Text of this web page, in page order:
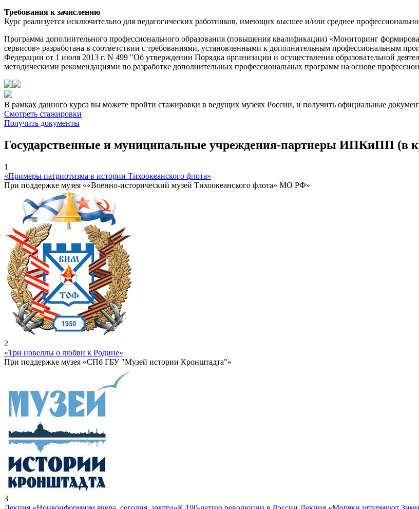
Требования к зачислению
Курс реализуется исключительно для педагогических работников, имеющих высшее и/или среднее
Программа дополнительного профессионального образования (повышения квалификации) «Мониторинг
сервисов» разработана в соответствии с требованиями, установленными к дополнительным профессиональным
Федерации от 1 июля 2013 г. N 499 "Об утверждении Порядка организации и осуществления образовательной
методическими рекомендациями по разработке дополнительных профессиональных программ на основе
В рамках данного курса вы можете пройти стажировки в ведущих музеях России, и получить официальные
Смотреть стажировки
Получить документы
Государственные и муниципальные учреждения-партнеры ИПКиПП (в
1
«Примеры патриотизма в истории Тихоокеанского флота»
При поддержке музея ««Военно-исторический музей Тихоокеанского флота» МО РФ»
2
«Три новеллы о любви к Родине»
При поддержке музея «СПб ГБУ "Музей истории Кронштадта"»
3